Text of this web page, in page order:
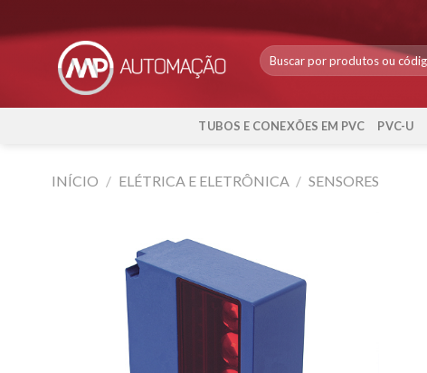
to
TUBOS E CONEXÕES EM PVC PVC-U
INÍCIO / ELÉTRICA E ELETRÔNICA / SENSORES